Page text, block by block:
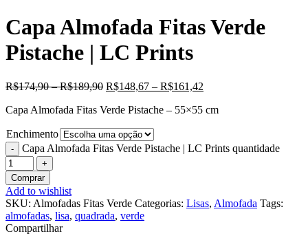
Capa Almofada Fitas Verde
Pistache | LC Prints
R$174,90–R$189,90 R$148,67 – R$161,42
Capa Almofada Fitas Verde Pistache – 55×55 cm
Enchimento
Capa Almofada Fitas Verde Pistache | LC Prints quantidade
Comprar
Add to wishlist
SKU: Almofadas Fitas Verde Categorias: Lisas, Almofada Tags:
almofadas, lisa, quadrada, verde
Compartilhar